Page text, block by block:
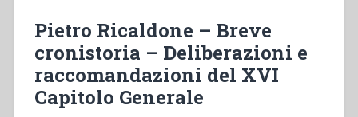
Pietro Ricaldone – Breve
cronistoria – Deliberazioni e
raccomandazioni del XVI
Capitolo Generale